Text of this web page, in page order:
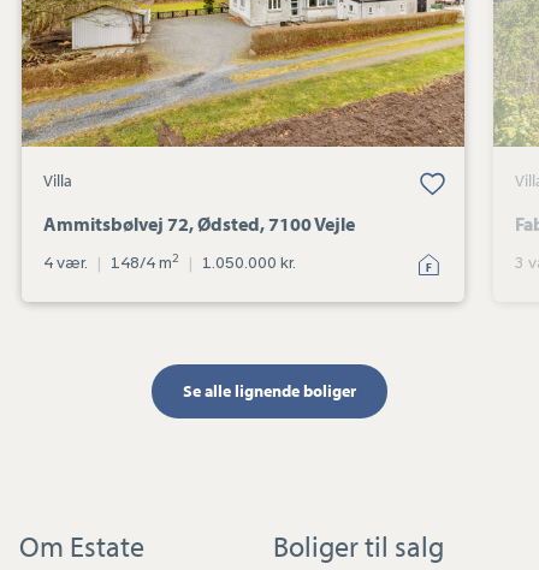
Villa
Ammitsbølvej 72, Ødsted, 7100 Vejle
4 vær. | 148/4 m2 | 1.050.000 kr. 3
Se alle lignende boliger
Om Estate Boliger til salg